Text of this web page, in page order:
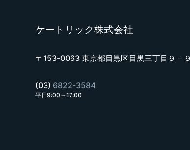
ケートリック株式会社
〒153-0063 東京都目黒区目黒三丁目９－９
(03) 6822-3584
平日9:00～17:00